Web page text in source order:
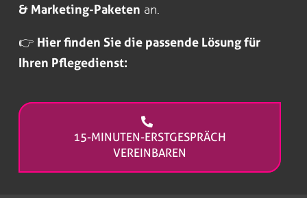
& Marketing-Paketen an.
👉 Hier finden Sie die passende Lösung für
Ihren Pflegedienst:
15-MINUTEN-ERSTGESPRÄCH
VEREINBAREN